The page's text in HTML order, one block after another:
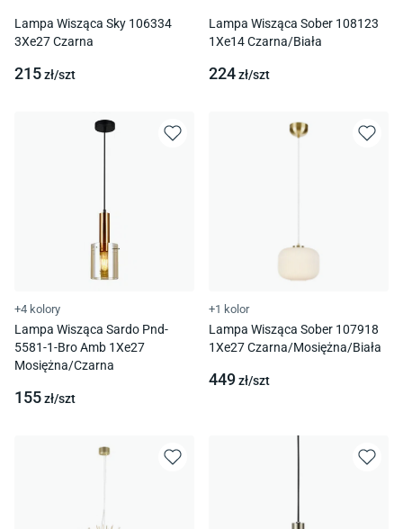
Lampa Wisząca Sky 106334
3Xe27 Czarna
215zł/szt
Lampa Wisząca Sober 108123
1Xe14 Czarna/Biała
224zł/szt
+4 kolory
Lampa Wisząca Sardo Pnd-
5581-1-Bro Amb 1Xe27
Mosiężna/Czarna
155zł/szt
+1 kolor
Lampa Wisząca Sober 107918
1Xe27 Czarna/Mosiężna/Biała
449zł/szt